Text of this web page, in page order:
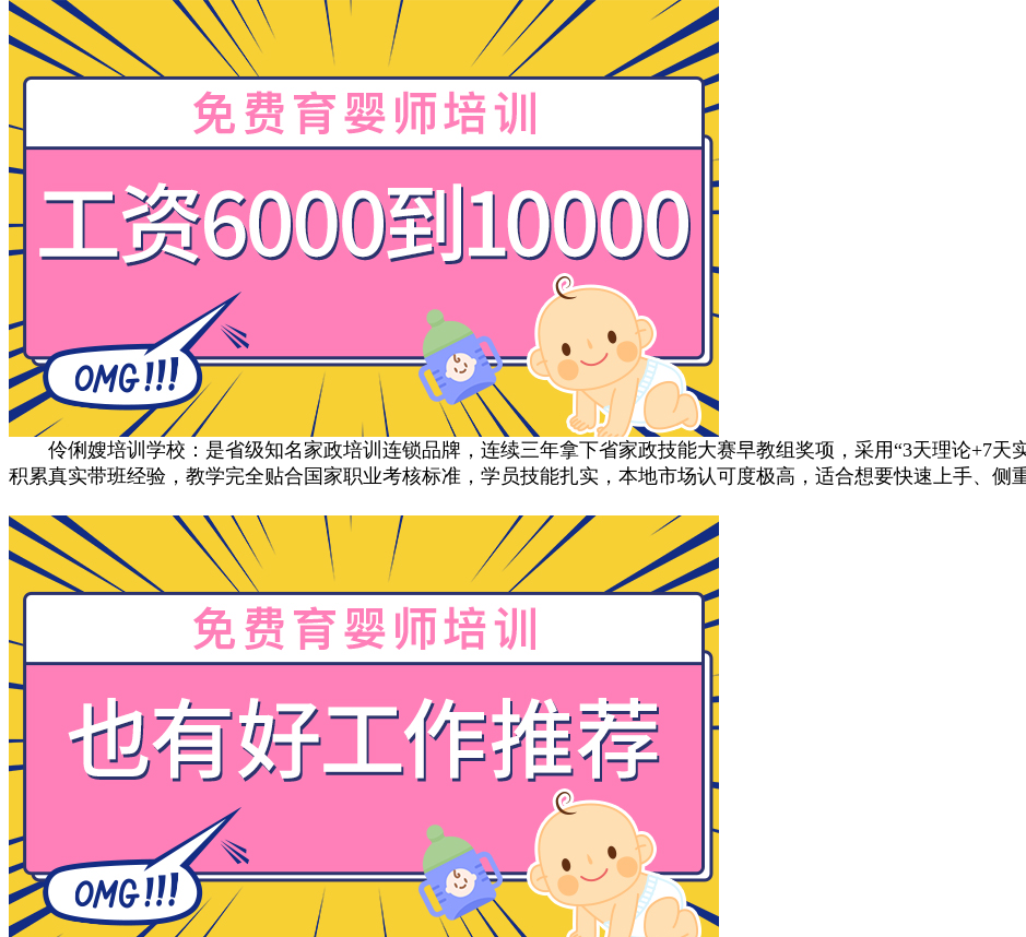
伶俐嫂培训学校‌：是省级知名家政培训连锁品牌，连续三年拿下省家政技能大赛早教组奖项，采用“3天理论+7天
积累真实带班经验，教学完全贴合国家职业考核标准，学员技能扎实，本地市场认可度极高，适合想要快速上手、侧